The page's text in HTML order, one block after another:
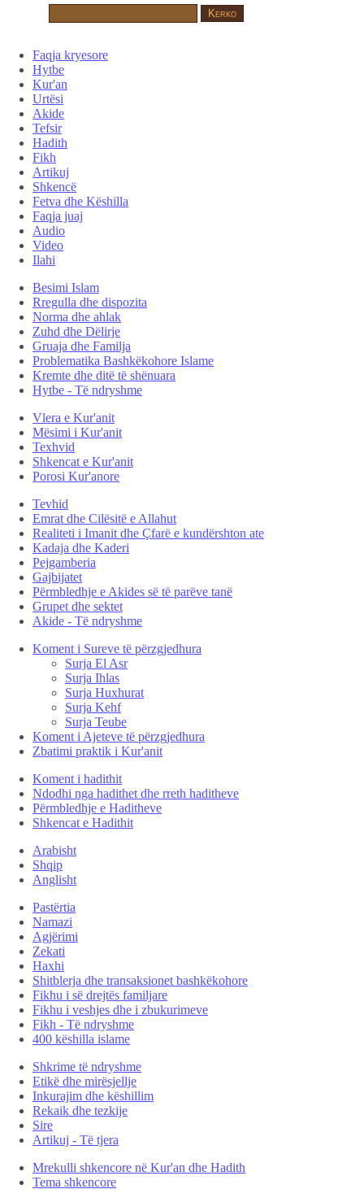
Faqja kryesore
Hytbe
Kur'an
Urtësi
Akide
Tefsir
Hadith
Fikh
Artikuj
Shkencë
Fetva dhe Këshilla
Faqja juaj
Audio
Video
Ilahi
Besimi Islam
Rregulla dhe dispozita
Norma dhe ahlak
Zuhd dhe Dëlirje
Gruaja dhe Familja
Problematika Bashkëkohore Islame
Kremte dhe ditë të shënuara
Hytbe - Të ndryshme
Vlera e Kur'anit
Mësimi i Kur'anit
Texhvid
Shkencat e Kur'anit
Porosi Kur'anore
Tevhid
Emrat dhe Cilësitë e Allahut
Realiteti i Imanit dhe Çfarë e kundërshton ate
Kadaja dhe Kaderi
Pejgamberia
Gajbijatet
Përmbledhje e Akides së të parëve tanë
Grupet dhe sektet
Akide - Të ndryshme
Koment i Sureve të përzgjedhura
Surja El Asr
Surja Ihlas
Surja Huxhurat
Surja Kehf
Surja Teube
Koment i Ajeteve të përzgjedhura
Zbatimi praktik i Kur'anit
Koment i hadithit
Ndodhi nga hadithet dhe rreth haditheve
Përmbledhje e Haditheve
Shkencat e Hadithit
Arabisht
Shqip
Anglisht
Pastërtia
Namazi
Agjërimi
Zekati
Haxhi
Shitblerja dhe transaksionet bashkëkohore
Fikhu i së drejtës familjare
Fikhu i veshjes dhe i zbukurimeve
Fikh - Të ndryshme
400 këshilla islame
Shkrime të ndryshme
Etikë dhe mirësjellje
Inkurajim dhe këshillim
Rekaik dhe tezkije
Sire
Artikuj - Të tjera
Mrekulli shkencore në Kur'an dhe Hadith
Tema shkencore